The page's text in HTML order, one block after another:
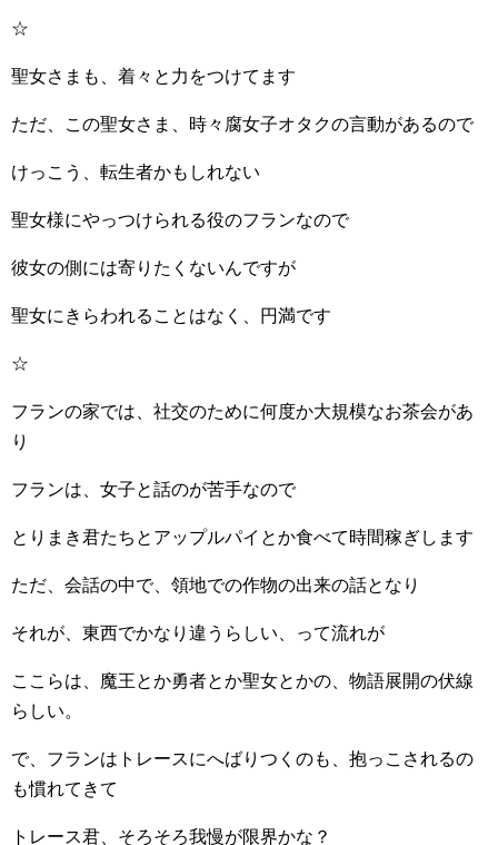
☆
聖女さまも、着々と力をつけてます
ただ、この聖女さま、時々腐女子オタクの言動があるので
けっこう、転生者かもしれない
聖女様にやっつけられる役のフランなので
彼女の側には寄りたくないんですが
聖女にきらわれることはなく、円満です
☆
フランの家では、社交のために何度か大規模なお茶会があ
り
フランは、女子と話のが苦手なので
とりまき君たちとアップルパイとか食べて時間稼ぎします
ただ、会話の中で、領地での作物の出来の話となり
それが、東西でかなり違うらしい、って流れが
ここらは、魔王とか勇者とか聖女とかの、物語展開の伏線
らしい。
で、フランはトレースにへばりつくのも、抱っこされるの
も慣れてきて
トレース君、そろそろ我慢が限界かな？